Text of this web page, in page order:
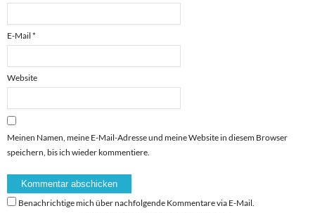
E-Mail *
Website
Meinen Namen, meine E-Mail-Adresse und meine Website in diesem Browser
speichern, bis ich wieder kommentiere.
Benachrichtige mich über nachfolgende Kommentare via E-Mail.